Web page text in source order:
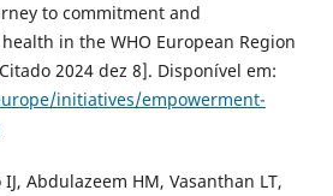
to commitment and
in the WHO European Region
2024 dez 8]. Disponível em:
initiatives/empowerment-
Abdulazeem HM, Vasanthan LT,